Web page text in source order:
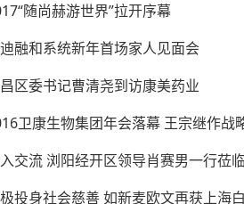
随尚赫游世界”拉开序幕
融和系统新年首场家人见面会
区委书记曹清尧到访康美药业
卫康生物集团年会落幕 王宗继作战
交流 浏阳经开区领导肖赛男一行莅临
投身社会慈善 如新麦欧文再获上海白